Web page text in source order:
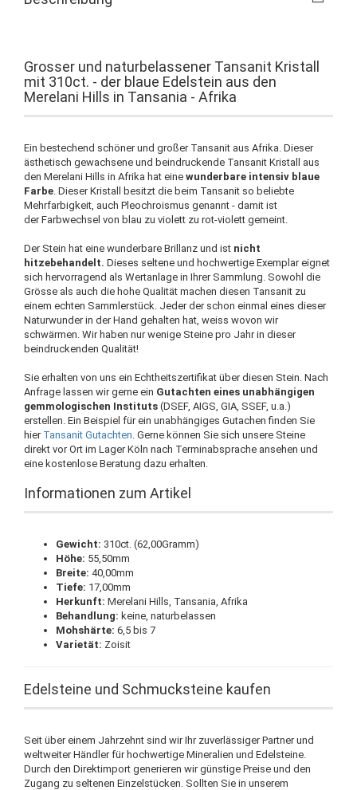
Grosser und naturbelassener Tansanit Kristall
mit 310ct. - der blaue Edelstein aus den
Merelani Hills in Tansania - Afrika
Ein bestechend schöner und großer Tansanit aus Afrika. Dieser
ästhetisch gewachsene und beindruckende Tansanit Kristall aus
den Merelani Hills in Afrika hat eine wunderbare intensiv blaue
Farbe. Dieser Kristall besitzt die beim Tansanit so beliebte
Mehrfarbigkeit, auch Pleochroismus genannt - damit ist
der Farbwechsel von blau zu violett zu rot-violett gemeint.
Der Stein hat eine wunderbare Brillanz und ist nicht
hitzebehandelt. Dieses seltene und hochwertige Exemplar eignet
sich hervorragend als Wertanlage in Ihrer Sammlung. Sowohl die
Grösse als auch die hohe Qualität machen diesen Tansanit zu
einem echten Sammlerstück. Jeder der schon einmal eines dieser
Naturwunder in der Hand gehalten hat, weiss wovon wir
schwärmen. Wir haben nur wenige Steine pro Jahr in dieser
beindruckenden Qualität!
Sie erhalten von uns ein Echtheitszertifikat über diesen Stein. Nach
Anfrage lassen wir gerne ein Gutachten eines unabhängigen
gemmologischen Instituts (DSEF, AIGS, GIA, SSEF, u.a.)
erstellen. Ein Beispiel für ein unabhängiges Gutachen finden Sie
hier Tansanit Gutachten. Gerne können Sie sich unsere Steine
direkt vor Ort im Lager Köln nach Terminabsprache ansehen und
eine kostenlose Beratung dazu erhalten.
Informationen zum Artikel
Gewicht: 310ct. (62,00Gramm)
Höhe: 55,50mm
Breite: 40,00mm
Tiefe: 17,00mm
Herkunft: Merelani Hills, Tansania, Afrika
Behandlung: keine, naturbelassen
Mohshärte: 6,5 bis 7
Varietät: Zoisit
Edelsteine und Schmucksteine kaufen
Seit über einem Jahrzehnt sind wir Ihr zuverlässiger Partner und
weltweiter Händler für hochwertige Mineralien und Edelsteine.
Durch den Direktimport generieren wir günstige Preise und den
Zugang zu seltenen Einzelstücken. Sollten Sie in unserem